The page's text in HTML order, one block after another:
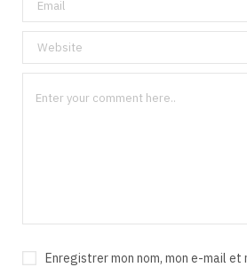
Enregistrer mon nom, mon e-mail et